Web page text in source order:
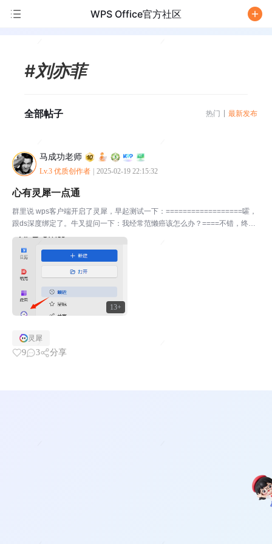
WPS Office官方社区
#刘亦菲
全部帖子 热门 最新发布
马成功老师
Lv.3 优质创作者 2025-02-19 22:15:32
13+
心有灵犀一点通
群里说 wps客户端开启了灵犀，早起测试一下：==================嚯，
跟ds深度绑定了。牛叉提问一下：我经常范懒癌该怎么办？====不错，终于
支持上传文件分析。牛牛牛生成一个思维导图试试：生成个PPT玩玩：可以下
载下来：写份小说：帮我生成一...
灵犀
9 3 分享